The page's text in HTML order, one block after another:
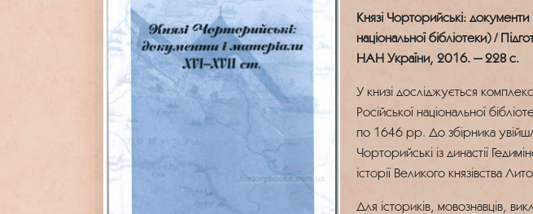
Князі Чорторийські: документи
національної бібліотеки) /
НАН України, 2016. — 228 с.
У книзі досліджується
Російської національної
по 1646 рр. До збірника
Чорторийські із династії
історії Великого князівства
Для істориків, мовознавців,